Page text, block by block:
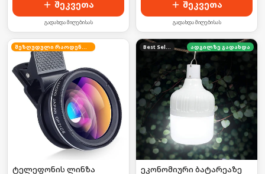
შეკვეთა
გადახდა მიღებისას
შეკვეთა
გადახდა მიღებისას
შეზღუდული რაოდენობა
ტელეფონის ლინზა
Best Seller ადგილზე გადახდა
ეკონომიური ბატარეაზე